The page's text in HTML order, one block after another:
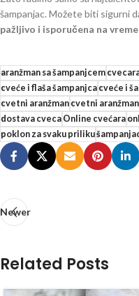
šampanjac. Možete biti sigurni
pažljivo i isporučena na vreme
aranžman sa šampanjcem
cveće i flaša šampanjcacveće i
cvetni aranžmancvetni
dostava cvecaOnline cvećara
poklon za svaku priliku
Newer
Related Posts